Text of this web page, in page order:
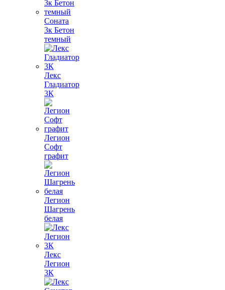
Соната
3к Бетон
темный
Лекс
Гладиатор
3К
Легион
Софт
графит
Легион
Шагрень
белая
Лекс
Легион
3К